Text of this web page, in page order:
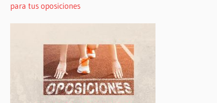
para tus oposiciones